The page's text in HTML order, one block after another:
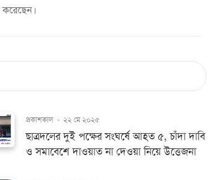
করেছেন।
প্রকাশকাল - ২২ মে ২০২৫
ছাত্রদলের দুই পক্ষের সংঘর্ষে আহত ৫, চাঁদা দাবি
ও সমাবেশে দাওয়াত না দেওয়া নিয়ে উত্তেজনা